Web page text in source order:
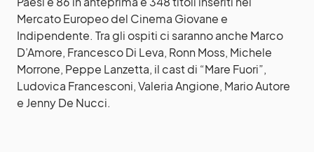
Mercato Europeo del Cinema Giovane e
Indipendente. Tra gli ospiti ci saranno anche Marco
D’Amore, Francesco Di Leva, Ronn Moss, Michele
Morrone, Peppe Lanzetta, il cast di “Mare Fuori”,
Ludovica Francesconi, Valeria Angione, Mario Autore
e Jenny De Nucci.